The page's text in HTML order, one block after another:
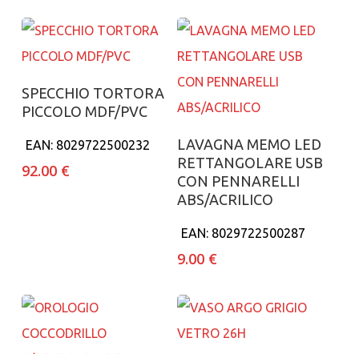
Aggiungi al carrello
SPECCHIO TORTORA
PICCOLO MDF/PVC
EAN: 8029722500232
92.00 €
Aggiungi al carrello
LAVAGNA MEMO LED
RETTANGOLARE USB
CON PENNARELLI
ABS/ACRILICO
EAN: 8029722500287
9.00 €